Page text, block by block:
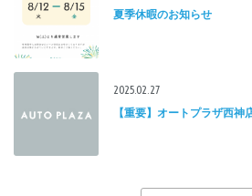
夏季休暇のお知らせ
2025.02.27
【重要】オートプラザ西